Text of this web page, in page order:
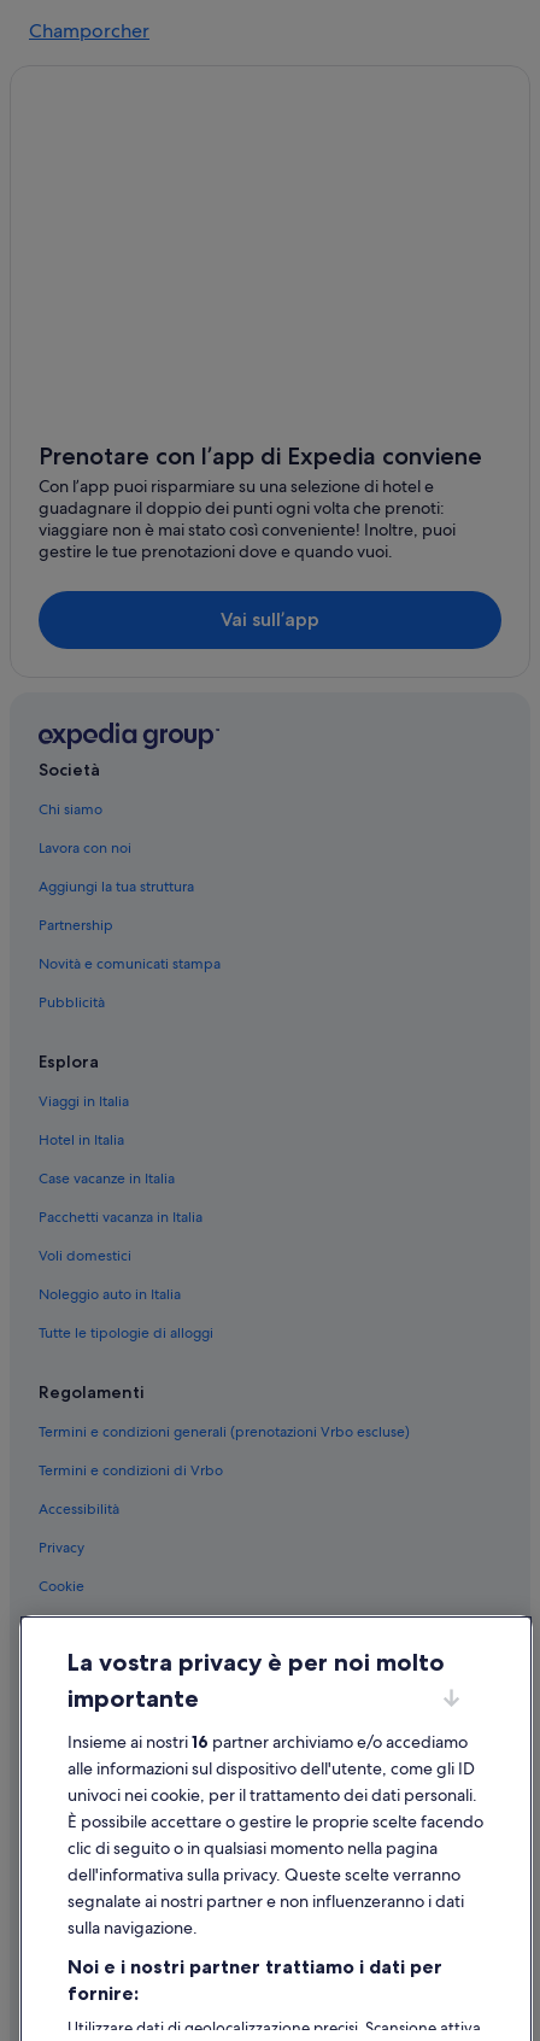
Cogne: Hotel per chi ama l'avventura
Cogne: hotel Relais & Chateaux
Epinel: Affittacamere
Epinel: B&B
Gimillan: Appartamenti
Gimillan: Case private in affitto
Valnontey: Residence
Valnontey: Campeggi
Cogne: Guest house
Cogne: Case private in affitto
Cogne: Residence
Cogne: Campeggi
Cogne: Affittacamere
Cogne: Aparthotel
Cogne: Resort
Cogne: Appartamenti
Cogne: hotel a 3 stelle
Cogne: hotel a 4 stelle
Champorcher
Gimillan
Champlong
Prenotare con l’app di Expedia conviene
Con l’app puoi risparmiare su una selezione di hotel e
guadagnare il doppio dei punti ogni volta che prenoti:
viaggiare non è mai stato così conveniente! Inoltre, puoi
gestire le tue prenotazioni dove e quando vuoi.
Vai sull’app
Società
Chi siamo
Lavora con noi
Aggiungi la tua struttura
Partnership
Novità e comunicati stampa
Pubblicità
Esplora
Viaggi in Italia
Hotel in Italia
Case vacanze in Italia
Pacchetti vacanza in Italia
Voli domestici
Noleggio auto in Italia
Tutte le tipologie di alloggi
Regolamenti
Termini e condizioni generali (prenotazioni Vrbo escluse)
Termini e condizioni di Vrbo
Accessibilità
Privacy
Cookie
Informazioni legali/Contatti
Linee guida sui contenuti e segnalazione dei contenuti
Supporto
Assistenza clienti
Contattaci
Come cancellare un volo
Come modificare la prenotazione di un hotel o una casa vacanze
Utilizzare un coupon Expedia
Documenti per i viaggi internazionali
La vostra privacy è per noi molto
importante
Insieme ai nostri16 partner archiviamo e/o accediamo
alle informazioni sul dispositivo dell'utente, come gli ID
univoci nei cookie, per il trattamento dei dati personali.
È possibile accettare o gestire le proprie scelte facendo
clic di seguito o in qualsiasi momento nella pagina
dell'informativa sulla privacy. Queste scelte verranno
segnalate ai nostri partner e non influenzeranno i dati
sulla navigazione.
Noi e i nostri partner trattiamo i dati per
fornire:
Utilizzare dati di geolocalizzazione precisi. Scansione attiva